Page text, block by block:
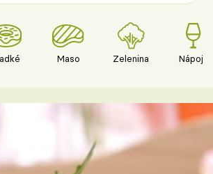
Maso Zelenina Nápoje